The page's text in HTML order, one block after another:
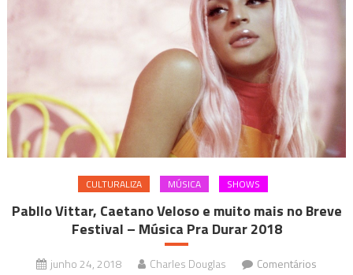
neste
feriado
(02/11)
CULTURALIZA MÚSICA SHOWS
Pabllo Vittar, Caetano Veloso e muito mais no Breve
Festival – Música Pra Durar 2018
junho 24, 2018 Charles Douglas
Comentários